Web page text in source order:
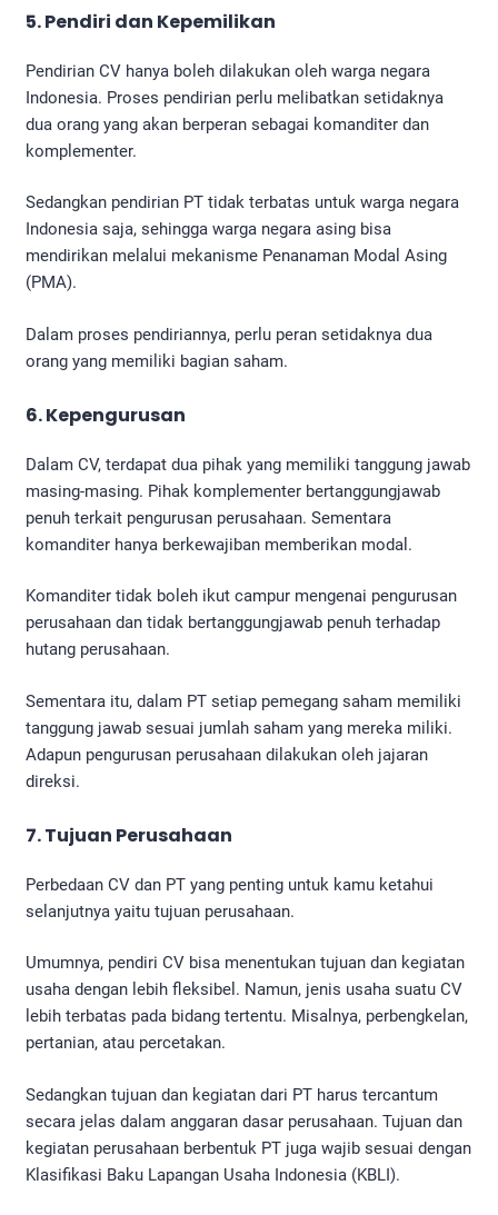
5. Pendiri dan Kepemilikan
Pendirian CV hanya boleh dilakukan oleh warga negara
Indonesia. Proses pendirian perlu melibatkan setidaknya
dua orang yang akan berperan sebagai komanditer dan
komplementer.
Sedangkan pendirian PT tidak terbatas untuk warga negara
Indonesia saja, sehingga warga negara asing bisa
mendirikan melalui mekanisme Penanaman Modal Asing
(PMA).
Dalam proses pendiriannya, perlu peran setidaknya dua
orang yang memiliki bagian saham.
6. Kepengurusan
Dalam CV, terdapat dua pihak yang memiliki tanggung jawab
masing-masing. Pihak komplementer bertanggungjawab
penuh terkait pengurusan perusahaan. Sementara
komanditer hanya berkewajiban memberikan modal.
Komanditer tidak boleh ikut campur mengenai pengurusan
perusahaan dan tidak bertanggungjawab penuh terhadap
hutang perusahaan.
Sementara itu, dalam PT setiap pemegang saham memiliki
tanggung jawab sesuai jumlah saham yang mereka miliki.
Adapun pengurusan perusahaan dilakukan oleh jajaran
direksi.
7. Tujuan Perusahaan
Perbedaan CV dan PT yang penting untuk kamu ketahui
selanjutnya yaitu tujuan perusahaan.
Umumnya, pendiri CV bisa menentukan tujuan dan kegiatan
usaha dengan lebih fleksibel. Namun, jenis usaha suatu CV
lebih terbatas pada bidang tertentu. Misalnya, perbengkelan,
pertanian, atau percetakan.
Sedangkan tujuan dan kegiatan dari PT harus tercantum
secara jelas dalam anggaran dasar perusahaan. Tujuan dan
kegiatan perusahaan berbentuk PT juga wajib sesuai dengan
Klasifikasi Baku Lapangan Usaha Indonesia (KBLI).